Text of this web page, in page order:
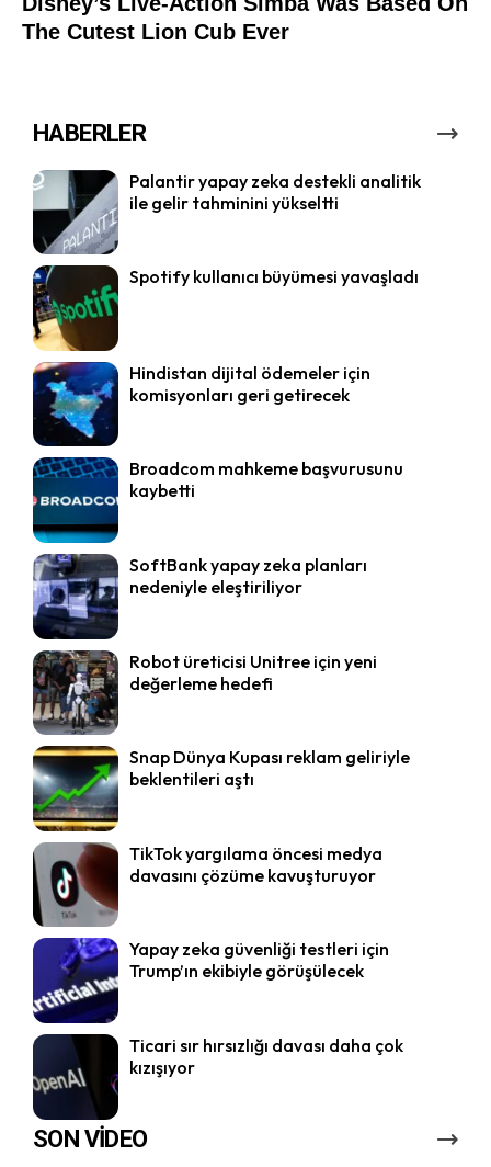
HABERLER
Palantir yapay zeka destekli analitik
ile gelir tahminini yükseltti
Spotify kullanıcı büyümesi yavaşladı
Hindistan dijital ödemeler için
komisyonları geri getirecek
Broadcom mahkeme başvurusunu
kaybetti
SoftBank yapay zeka planları
nedeniyle eleştiriliyor
Robot üreticisi Unitree için yeni
değerleme hedefi
Snap Dünya Kupası reklam geliriyle
beklentileri aştı
TikTok yargılama öncesi medya
davasını çözüme kavuşturuyor
Yapay zeka güvenliği testleri için
Trump’ın ekibiyle görüşülecek
Ticari sır hırsızlığı davası daha çok
kızışıyor
SON VİDEO